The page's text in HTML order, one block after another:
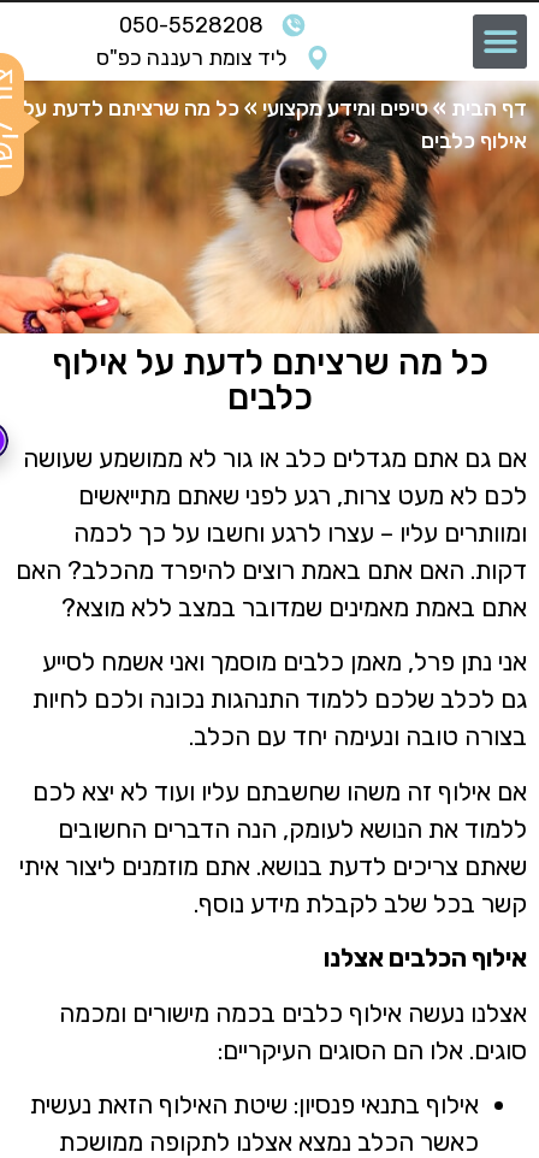
050-5528208
ליד צומת רעננה כפ"ס
הבית» טיפים ומידע מקצועי» כל מה שרציתם לדעת על
כלבים
כל מה שרציתם לדעת על אילוף
כלבים
גם אתם מגדלים כלב או גור לא ממושמע שעושה
לא מעט צרות, רגע לפני שאתם מתייאשים
עליו – עצרו לרגע וחשבו על כך לכמה
האם אתם באמת רוצים להיפרד מהכלב? האם
באמת מאמינים שמדובר במצב ללא מוצא?
נתן פרל, מאמן כלבים מוסמך ואני אשמח לסייע
לכלב שלכם ללמוד התנהגות נכונה ולכם לחיות
טובה ונעימה יחד עם הכלב.
אילוף זה משהו שחשבתם עליו ועוד לא יצא לכם
את הנושא לעומק, הנה הדברים החשובים
צריכים לדעת בנושא. אתם מוזמנים ליצור איתי
בכל שלב לקבלת מידע נוסף.
הכלבים אצלנו
נעשה אילוף כלבים בכמה מישורים ומכמה
אלו הם הסוגים העיקריים:
אילוף בתנאי פנסיון: שיטת האילוף הזאת נעשית
כאשר הכלב נמצא אצלנו לתקופה ממושכת